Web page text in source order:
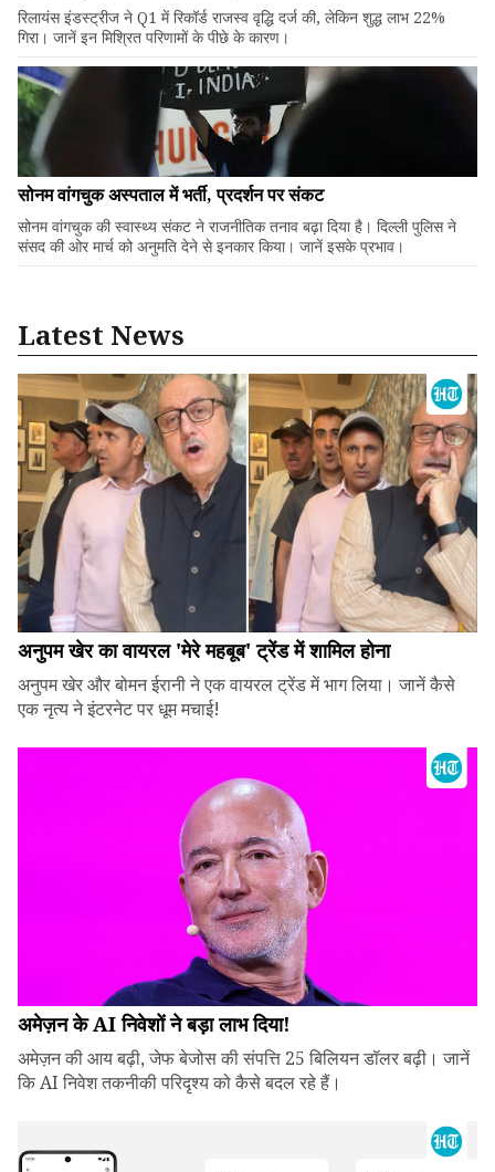
रिलायंस इंडस्ट्रीज ने Q1 में रिकॉर्ड राजस्व वृद्धि दर्ज की, लेकिन शुद्ध लाभ 22%
गिरा। जानें इन मिश्रित परिणामों के पीछे के कारण।
सोनम वांगचुक अस्पताल में भर्ती, प्रदर्शन पर संकट
सोनम वांगचुक की स्वास्थ्य संकट ने राजनीतिक तनाव बढ़ा दिया है। दिल्ली पुलिस ने
संसद की ओर मार्च को अनुमति देने से इनकार किया। जानें इसके प्रभाव।
Latest News
अनुपम खेर का वायरल 'मेरे महबूब' ट्रेंड में शामिल होना
अनुपम खेर और बोमन ईरानी ने एक वायरल ट्रेंड में भाग लिया। जानें कैसे
एक नृत्य ने इंटरनेट पर धूम मचाई!
अमेज़न के AI निवेशों ने बड़ा लाभ दिया!
अमेज़न की आय बढ़ी, जेफ बेजोस की संपत्ति 25 बिलियन डॉलर बढ़ी। जानें
कि AI निवेश तकनीकी परिदृश्य को कैसे बदल रहे हैं।